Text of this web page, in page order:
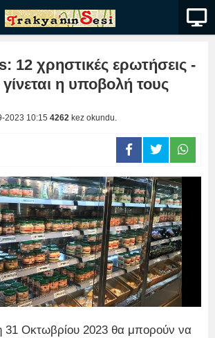
12 χρηστικές ερωτήσεις -
η υποβολή τους
2023 10:15 4262 kez okundu.
31 Οκτωβρίου 2023 θα μπορούν να